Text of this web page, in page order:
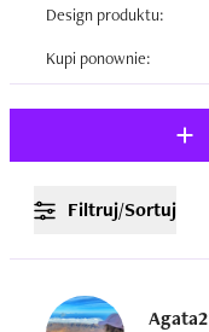
Design produktu:
Kupi ponownie:
Filtruj/Sortuj